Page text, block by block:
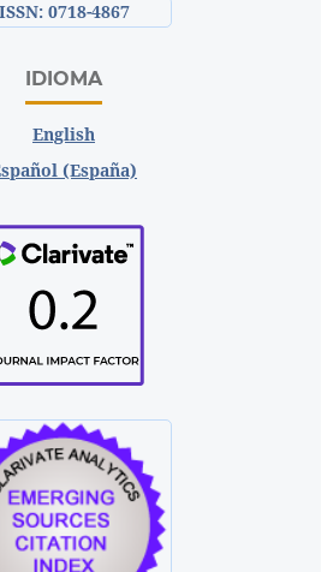
ISSN: 0718-4867
IDIOMA
English
(España)